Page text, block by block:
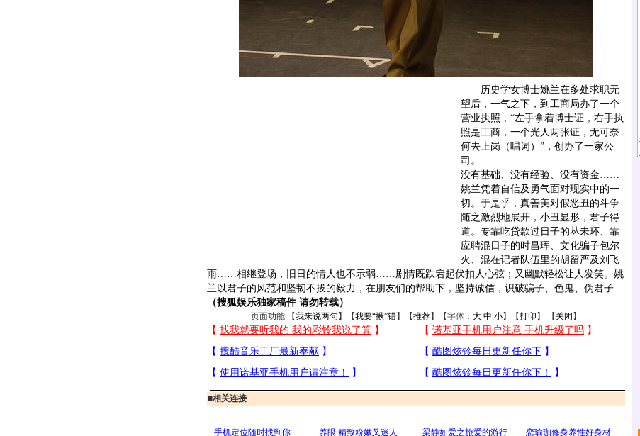
历史学女博士姚兰在多处求职无
望后，一气之下，到工商局办了一个
营业执照，“左手拿着博士证，右手执
照是工商，一个光人两张证，无可奈
何去上岗（唱词）”，创办了一家公
司。
没有基础、没有经验、没有资金……
姚兰凭着自信及勇气面对现实中的一
切。于是乎，真善美对假恶丑的斗争
随之激烈地展开，小丑显形，君子得
道。专靠吃贷款过日子的丛未环、靠
应聘混日子的时昌珲、文化骗子包尔
火、混在记者队伍里的胡留严及刘飞
雨……相继登场，旧日的情人也不示弱……剧情既跌宕起伏扣人心弦；又幽默轻松让人发笑。姚
兰以君子的风范和坚韧不拔的毅力，在朋友们的帮助下，坚持诚信，识破骗子、色鬼、伪君子
（搜狐娱乐独家稿件 请勿转载）
页面功能 【我来说两句 】【我要“揪”错】【推荐】【字体： 大 中 小】【打印 】 【 关闭 】
■相关连接